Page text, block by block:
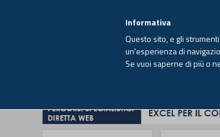
Informativa
Questo sito, e gli
un'esperienza di
Se vuoi saperne di più o